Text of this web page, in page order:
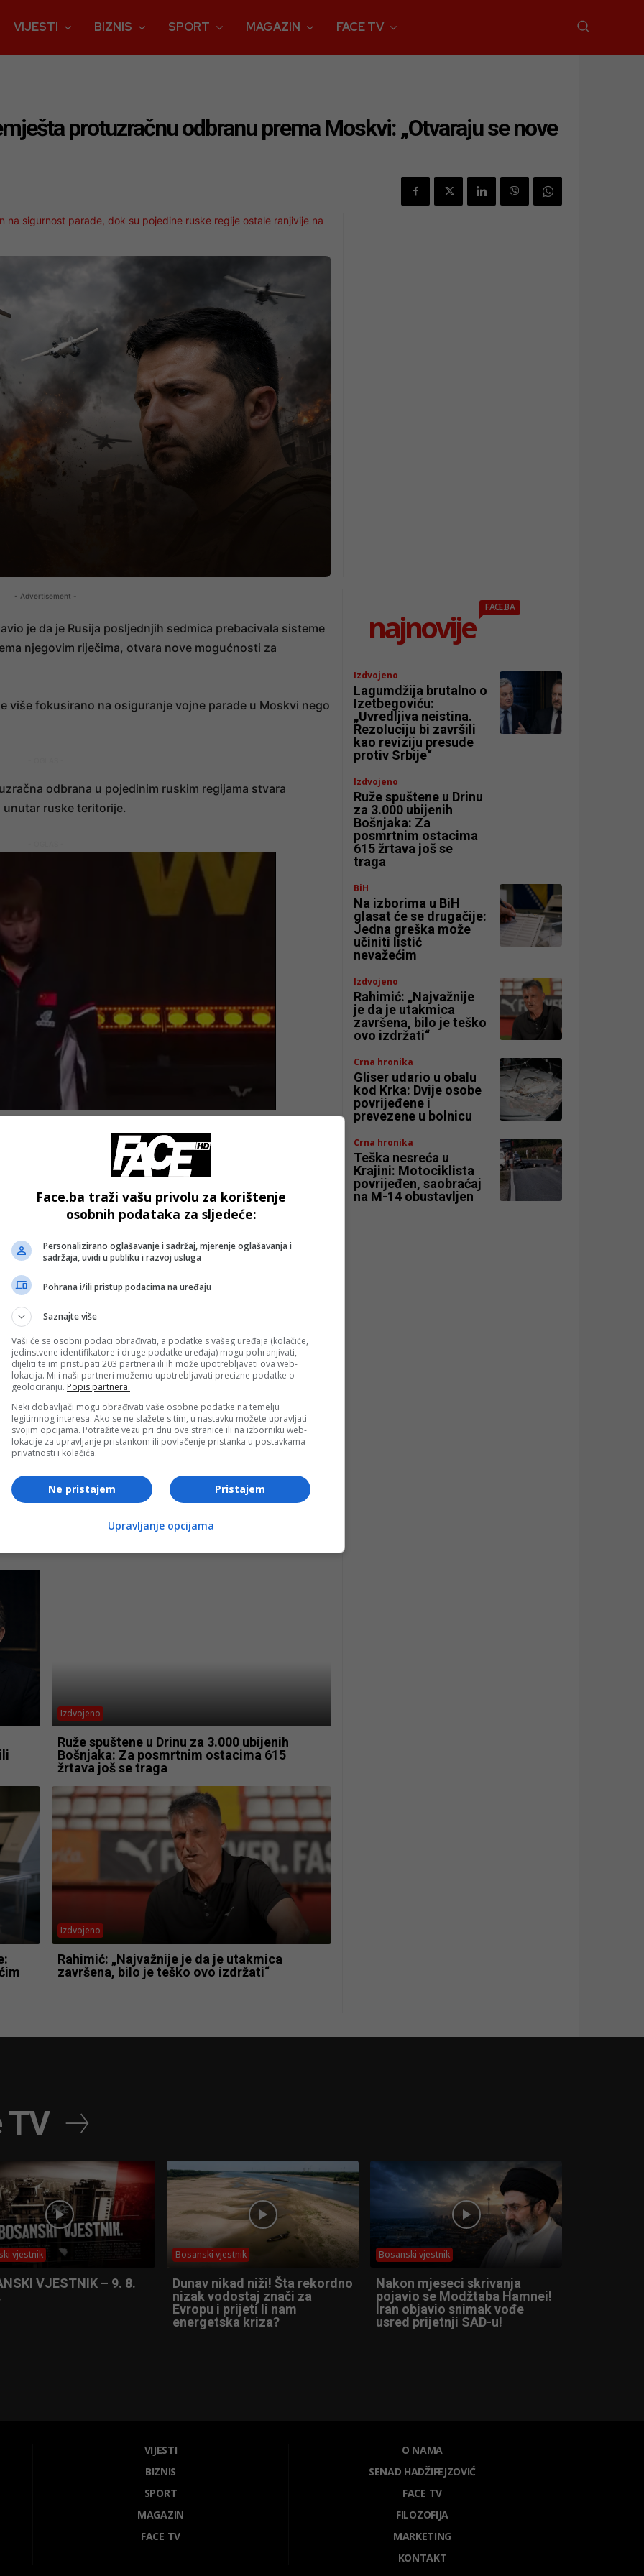
VIJESTI BIZNIS SPORT MAGAZIN FACE TV
protuzračnu odbranu prema Moskvi: „Otvaraju se nove
na sigurnost parade, dok su pojedine ruske regije ostale ranjivije na
- Advertisement -
je da je Rusija posljednjih sedmica prebacivala sisteme
njegovim riječima, otvara nove mogućnosti za
više fokusirano na osiguranje vojne parade u Moskvi nego
odbrana u pojedinim ruskim regijama stvara
unutar ruske teritorije.
služba dobila konkretne zadatke povezane s
je o rastu ekonomskih gubitaka u Rusiji zbog
da ti napadi posebno negativno pogađaju regionalne
protuzračnu odbranu oko Moskve kao odgovor
„Pancir-S1“, uključujući administrativne zgrade i
vlasti više puta ograničavale rad moskovskih
mora poduzeti stvarne korake da okonča rat, a ne
grada prije parade.“
Izdvojeno
Ruže spuštene u Drinu za 3.000 ubijenih
Bošnjaka: Za posmrtnim ostacima 615
žrtava još se traga
Izdvojeno
Rahimić: „Najvažnije je da je utakmica
završena, bilo je teško ovo izdržati“
najnovije
FACE.BA
Izdvojeno
Lagumdžija brutalno o
Izetbegoviću:
„Uvredljiva neistina.
Rezoluciju bi završili
kao reviziju presude
protiv Srbije“
Izdvojeno
Ruže spuštene u Drinu
za 3.000 ubijenih
Bošnjaka: Za
posmrtnim ostacima
615 žrtava još se
traga
BiH
Na izborima u BiH
glasat će se drugačije:
Jedna greška može
učiniti listić
nevažećim
Izdvojeno
Rahimić: „Najvažnije
je da je utakmica
završena, bilo je teško
ovo izdržati“
Crna hronika
Gliser udario u obalu
kod Krka: Dvije osobe
povrijeđene i
prevezene u bolnicu
Crna hronika
Teška nesreća u
Krajini: Motociklista
povrijeđen, saobraćaj
na M-14 obustavljen
TV
vjestnik
VJESTNIK – 9. 8.
Bosanski vjestnik
Dunav nikad niži! Šta rekordno
nizak vodostaj znači za
Evropu i prijeti li nam
energetska kriza?
Bosanski vjestnik
Nakon mjeseci skrivanja
pojavio se Modžtaba Hamnei!
Iran objavio snimak vođe
usred prijetnji SAD-u!
VIJESTI
BIZNIS
SPORT
MAGAZIN
FACE TV
O NAMA
SENAD HADŽIFEJZOVIĆ
FACE TV
FILOZOFIJA
MARKETING
KONTAKT
Face.ba traži vašu privolu za korištenje
osobnih podataka za sljedeće:
Personalizirano oglašavanje i sadržaj, mjerenje oglašavanja i
sadržaja, uvidi u publiku i razvoj usluga
Pohrana i/ili pristup podacima na uređaju
Saznajte više
Vaši će se osobni podaci obrađivati, a podatke s vašeg uređaja (kolačiće,
jedinstvene identifikatore i druge podatke uređaja) mogu pohranjivati,
dijeliti te im pristupati 203 partnera ili ih može upotrebljavati ova web-
lokacija. Mi i naši partneri možemo upotrebljavati precizne podatke o
geolociranju. Popis partnera.
Neki dobavljači mogu obrađivati vaše osobne podatke na temelju
legitimnog interesa. Ako se ne slažete s tim, u nastavku možete upravljati
svojim opcijama. Potražite vezu pri dnu ove stranice ili na izborniku web-
lokacije za upravljanje pristankom ili povlačenje pristanka u postavkama
privatnosti i kolačića.
Pristajem
Ne pristajem
Upravljanje opcijama